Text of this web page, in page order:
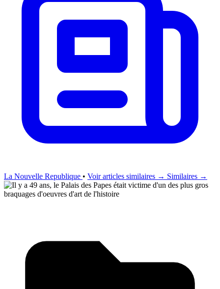
La Nouvelle Republique • Voir articles similaires → Similaires →